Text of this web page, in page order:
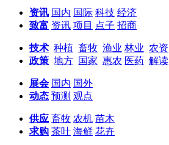
资讯 国内 国际 科技 经济
致富 资讯 项目 点子 招商
技术 种植 畜牧 渔业 林业 农资
政策 地方 国家 惠农 医药 解读
展会 国内 国外
动态 预测 观点
供应 畜牧 农机 苗木
求购 茶叶 海鲜 花卉